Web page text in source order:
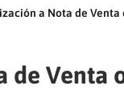
a Nota de Venta
de Venta